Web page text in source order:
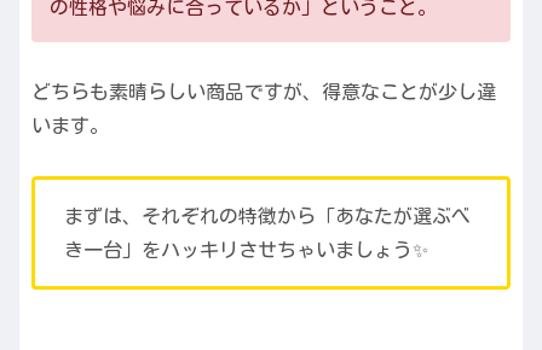
の性格や悩みに合っているか」ということ。
どちらも素晴らしい商品ですが、得意なことが少し違
います。
まずは、それぞれの特徴から「あなたが選ぶべ
き一台」をハッキリさせちゃいましょう✨